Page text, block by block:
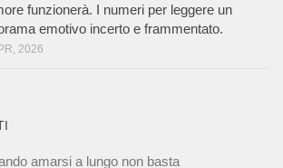
funzionerà. I numeri per leggere un
emotivo incerto e frammentato.
2026
amarsi a lungo non basta